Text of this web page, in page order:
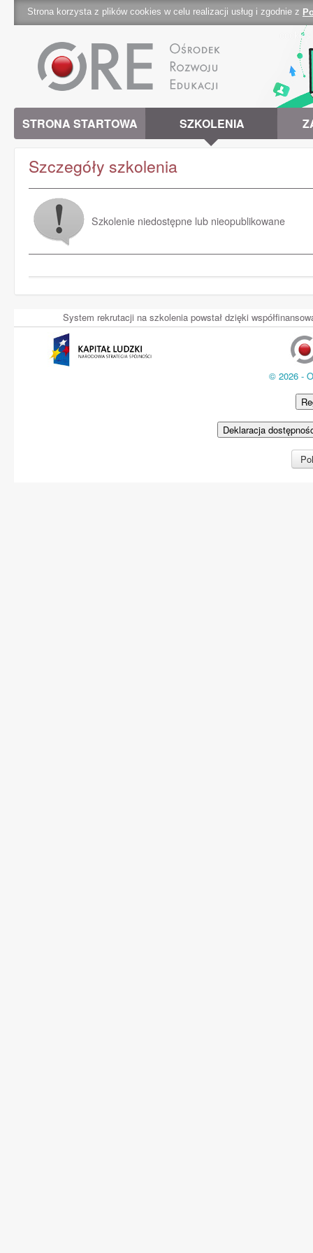
Strona korzysta z plików cookies w celu realizacji usług i zgodnie z
STRONA STARTOWA SZKOLENIA
Szczegóły szkolenia
Szkolenie niedostępne lub nieopublikowane
System rekrutacji na szkolenia powstał dzięki
© 2026 -
Deklaracja